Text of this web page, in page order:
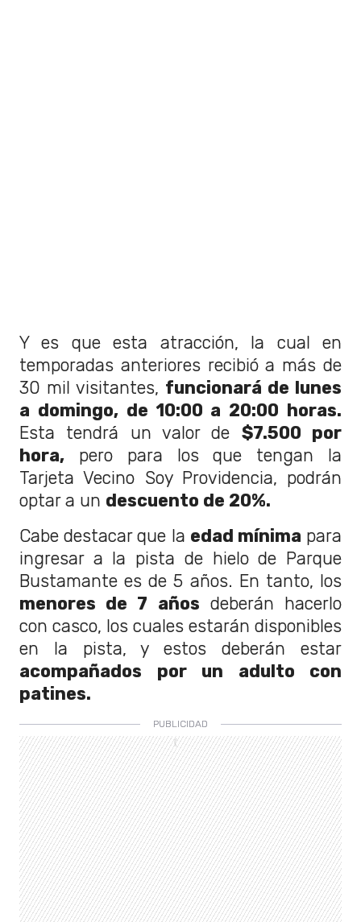
Y es que esta atracción, la cual en
temporadas anteriores recibió a más de
30 mil visitantes, funcionará de lunes
a domingo, de 10:00 a 20:00 horas.
Esta tendrá un valor de $7.500 por
hora, pero para los que tengan la
Tarjeta Vecino Soy Providencia, podrán
optar a un descuento de 20%.
Cabe destacar que la edad mínima para
ingresar a la pista de hielo de Parque
Bustamante es de 5 años. En tanto, los
menores de 7 años deberán hacerlo
con casco, los cuales estarán disponibles
en la pista, y estos deberán estar
acompañados por un adulto con
patines.